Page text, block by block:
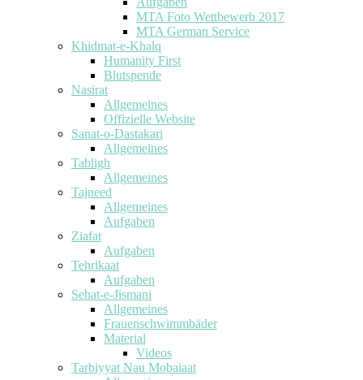
MTA Foto Wettbewerb 2017
MTA German Service
Khidmat-e-Khalq
Humanity First
Blutspende
Nasirat
Allgemeines
Offizielle Website
Sanat-o-Dastakari
Allgemeines
Tabligh
Allgemeines
Tajneed
Allgemeines
Aufgaben
Ziafat
Aufgaben
Tehrikaat
Aufgaben
Sehat-e-Jismani
Allgemeines
Frauenschwimmbäder
Material
Videos
Tarbiyyat Nau Mobaiaat